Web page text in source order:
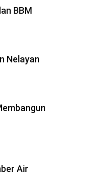
BBM
Nelayan
Air